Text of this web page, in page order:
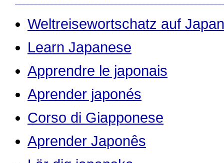
Weltreisewortschatz auf
Learn Japanese
Apprendre le japonais
Aprender japonés
Corso di Giapponese
Aprender Japonês